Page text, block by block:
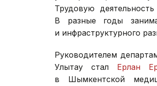
Трудовую
В разные годы
и инфраструктурного
Руководителем
Улытау стал Ерлан
в Шымкентской